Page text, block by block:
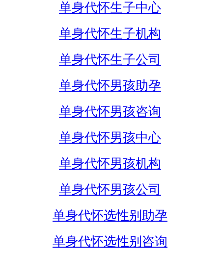
单身代怀生子中心
单身代怀生子机构
单身代怀生子公司
单身代怀男孩助孕
单身代怀男孩咨询
单身代怀男孩中心
单身代怀男孩机构
单身代怀男孩公司
单身代怀选性别助孕
单身代怀选性别咨询